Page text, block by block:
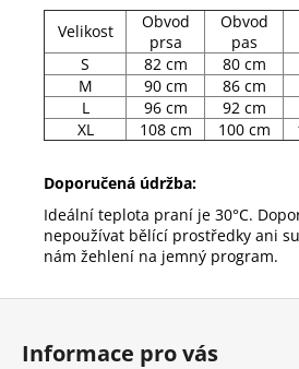
Velikost
Obvod
prsa
Obvod
pas
S
82 cm 80 cm
M
90 cm 86 cm
L
96 cm 92 cm
XL
108 cm 100 cm
Doporučená údržba:
Ideální teplota praní je 30°C.
nepoužívat bělící prostředky ani
nám žehlení na jemný program.
Z
Informace pro vás